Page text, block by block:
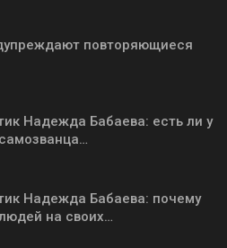
повторяющиеся
Надежда Бабаева: есть ли у
Надежда Бабаева: почему
на своих…